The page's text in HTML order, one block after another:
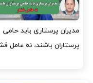
وقت وزیر بهداشت باید صرف
افتتاح پروژه‌ها شود؟